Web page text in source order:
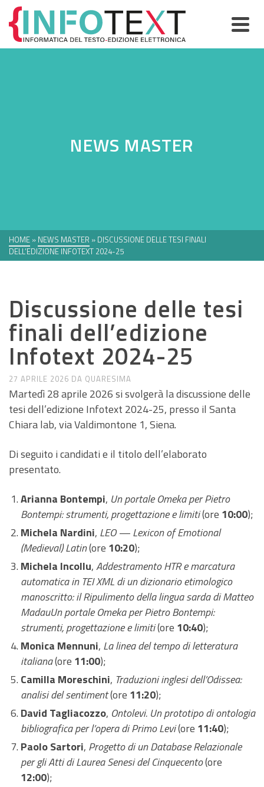
NEWS MASTER
HOME » NEWS MASTER » DISCUSSIONE DELLE TESI FINALI
DELL’EDIZIONE INFOTEXT 2024-25
Discussione delle tesi
finali dell’edizione
Infotext 2024-25
27 APRILE 2026 DA QUARESIMA
Martedì 28 aprile 2026 si svolgerà la discussione delle
tesi dell’edizione Infotext 2024-25, presso il Santa
Chiara lab, via Valdimontone 1, Siena.
Di seguito i candidati e il titolo dell’elaborato
presentato.
Arianna Bontempi, Un portale Omeka per Pietro
Bontempi: strumenti, progettazione e limiti(ore 10:00);
Michela Nardini, LEO — Lexicon of Emotional
(Medieval) Latin(ore 10:20);
Michela Incollu,Addestramento HTR e marcatura
automatica in TEI XML di un dizionario etimologico
manoscritto: il Ripulimento della lingua sarda di Matteo
MadauUn portale Omeka per Pietro Bontempi:
strumenti, progettazione e limiti(ore 10:40);
Monica Mennuni, La linea del tempo di letteratura
italiana(ore 11:00);
Camilla Moreschini, Traduzioni inglesi dell’Odissea:
analisi del sentiment(ore 11:20);
David Tagliacozzo, Ontolevi. Un prototipo di ontologia
bibliografica per l’opera di Primo Levi(ore 11:40);
Paolo Sartori, Progetto di un Database Relazionale
per gli Atti di Laurea Senesi del Cinquecento(ore
12:00);